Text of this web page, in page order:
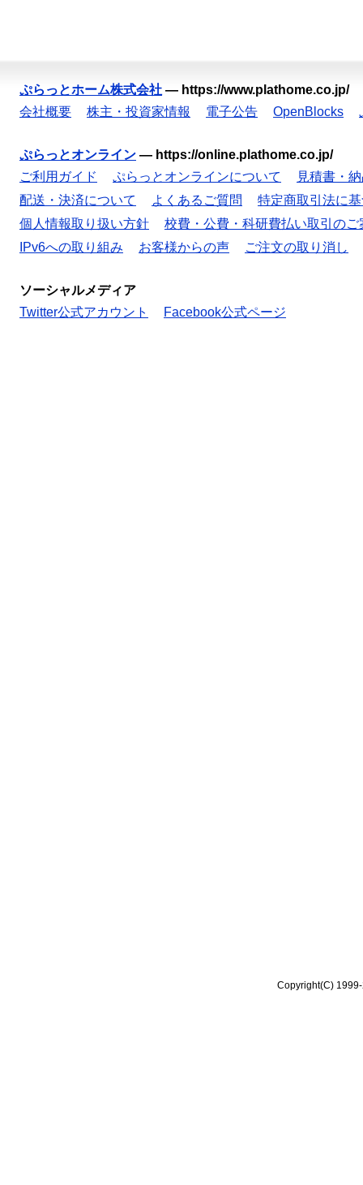
ぷらっとホーム株式会社 — https://www.plathome.co.jp/
会社概要
株主・投資家情報 電子公告 OpenBlocks
ぷらっとオンライン — https://online.plathome.co.jp/
ご利用ガイド
ぷらっとオンラインについて
見積書・
配送・決済について
よくあるご質問
特定商取引法に
個人情報取り扱い方針
校費・公費・科研費払い取引のご
IPv6への取り組み
お客様からの声 ご注文の取り消し
ソーシャルメディア
Twitter公式アカウント
Facebook公式ページ
Copyright(C)